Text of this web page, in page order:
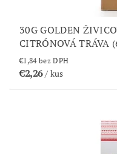
30G GOLDEN
CITRÓNOVÁ TRÁVA
€1,84 bez DPH
€2,26/ kus